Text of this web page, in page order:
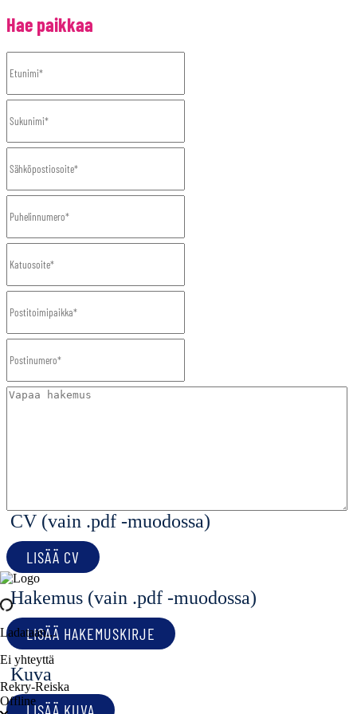
Ladataan...
Ei yhteyttä
Rekry-Reiska
Offline
Hae paikkaa
CV (vain .pdf -muodossa)
LISÄÄ CV
Hakemus (vain .pdf -muodossa)
LISÄÄ HAKEMUSKIRJE
Kuva
LISÄÄ KUVA